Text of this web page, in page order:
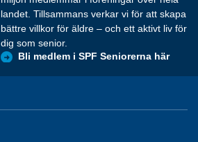
landet. Tillsammans verkar vi för att skapa
bättre villkor för äldre – och ett aktivt liv för
dig som senior.
Bli medlem i SPF Seniorerna här